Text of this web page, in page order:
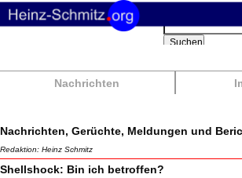
Nachrichten
Suchbegriffe
Suchen
Nachrichten, Gerüchte, Meldungen und
Redaktion: Heinz Schmitz
Shellshock: Bin ich betroffen?